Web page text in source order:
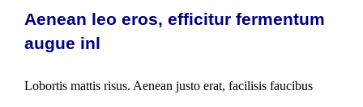
Aenean leo eros, efficitur fermentum
augue inl
Lobortis mattis risus. Aenean justo erat, facilisis faucibus